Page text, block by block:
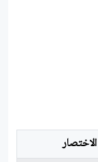
الاختصار